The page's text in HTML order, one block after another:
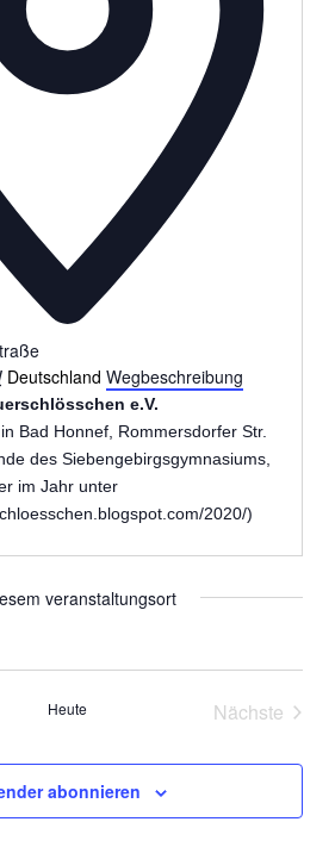
Deutschland Wegbeschreibung
e.V.
Bad Honnef, Rommersdorfer Str.
des Siebengebirgsgymnasiums,
im Jahr unter
2020/)
veranstaltungsort
Heute
Nächste
abonnieren